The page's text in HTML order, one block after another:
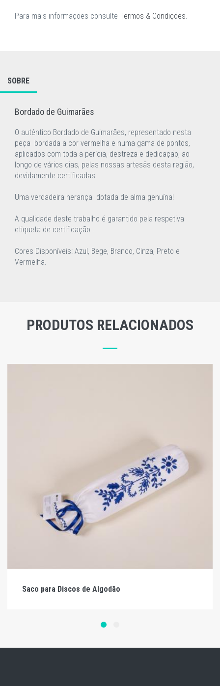
Para mais informações consulte Termos & Condições.
SOBRE
Bordado de Guimarães
O autêntico Bordado de Guimarães, representado nesta
peça bordada a cor vermelha e numa gama de pontos,
aplicados com toda a perícia, destreza e dedicação, ao
longo de vários dias, pelas nossas artesãs desta região,
devidamente certificadas .
Uma verdadeira herança dotada de alma genuína!
A qualidade deste trabalho é garantido pela respetiva
etiqueta de certificação .
Cores Disponíveis: Azul, Bege, Branco, Cinza, Preto e
Vermelha.
PRODUTOS RELACIONADOS
Saco para Discos de Algodão